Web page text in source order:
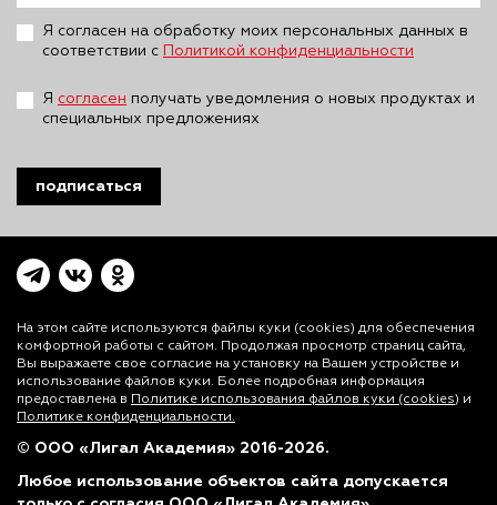
Я согласен на обработку моих персональных данных в
соответствии с
Политикой конфиденциальности
Я согласен получать уведомления о новых продуктах и
специальных предложениях
подписаться
На этом сайте используются файлы куки (cookies) для обеспечения
комфортной работы с сайтом. Продолжая просмотр страниц сайта,
Вы выражаете свое согласие на установку на Вашем устройстве и
использование файлов куки. Более подробная информация
предоставлена в Политике использования файлов куки (cookies) и
Политике конфиденциальности.
© ООО «Лигал Академия» 2016-2026.
Любое использование объектов сайта допускается